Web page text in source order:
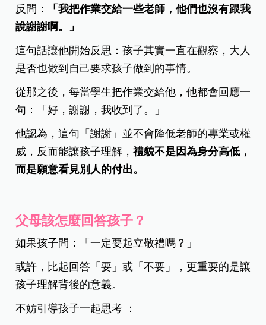
反問：
「我把作業交給一些老師，他們也沒有跟我
說謝謝啊。」
這句話讓他開始反思：孩子其實一直在觀察，大人
是否也做到自己要求孩子做到的事情。
從那之後，每當學生把作業交給他，他都會回應一
句：「好，謝謝，我收到了。」
他認為，這句「謝謝」並不會降低老師的專業或權
威，反而能讓孩子理解，禮貌不是因為身分高低，
而是願意看見別人的付出。
父母該怎麼回答孩子？
如果孩子問：「一定要起立敬禮嗎？」
或許，比起回答「要」或「不要」，更重要的是讓
孩子理解背後的意義。
不妨引導孩子一起思考 ：